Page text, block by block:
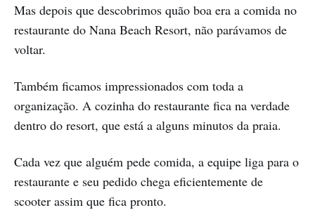
Mas depois que descobrimos quão boa era a comida no
restaurante do Nana Beach Resort, não parávamos de
voltar.
Também ficamos impressionados com toda a
organização. A cozinha do restaurante fica na verdade
dentro do resort, que está a alguns minutos da praia.
Cada vez que alguém pede comida, a equipe liga para o
restaurante e seu pedido chega eficientemente de
scooter assim que fica pronto.